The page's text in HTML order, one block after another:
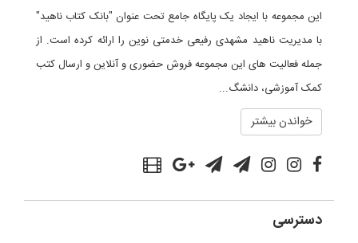
این مجموعه با ایجاد یک پایگاه جامع تحت عنوان "بانک کتاب ناهید"
با مدیریت ناهید مشهدی رفیعی خدمتی نوین را ارائه کرده است. از
جمله فعالیت های این مجموعه فروش حضوری و آنلاین و ارسال کتب
کمک آموزشی، دانشگ...
خواندن بیشتر
دسترسی